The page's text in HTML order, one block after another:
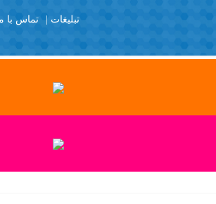
منو
Join Us
برگه نمونه
پرسش و
تماس با تبلیغات |